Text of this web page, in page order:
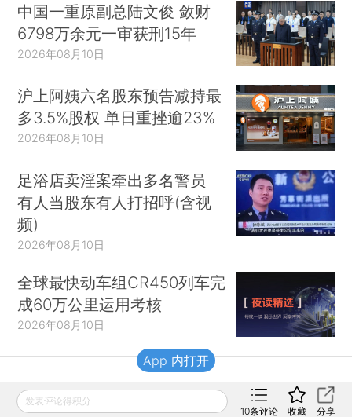
中国一重原副总陆文俊 敛财
6798万余元一审获刑15年
2026年08月10日
沪上阿姨六名股东预告减持最
多3.5%股权 单日重挫逾23%
2026年08月10日
足浴店卖淫案牵出多名警员
有人当股东有人打招呼(含视
频)
2026年08月10日
全球最快动车组CR450列车完
成60万公里运用考核
2026年08月10日
财新移动
发表评论得积分
10条评论 收藏 分享
App 内打开